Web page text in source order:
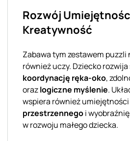
Rozwój
Kreatywność
Zabawa tym zestawem puzzli
również uczy. Dziecko rozwija
koordynację ręka-oko,
orazlogiczne myślenie.
wspiera również umiejętności
przestrzennegoi
w rozwoju małego dziecka.